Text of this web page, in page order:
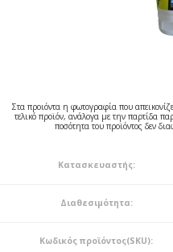
Στα προιόντα η φωτογραφία που
τελικό προϊόν, ανάλογα με την παρτίδα
ποσότητα του προϊόντος δεν
Κατασκευαστής:
Διαθεσιμότητα:
Κωδικός προϊόντος(SKU):